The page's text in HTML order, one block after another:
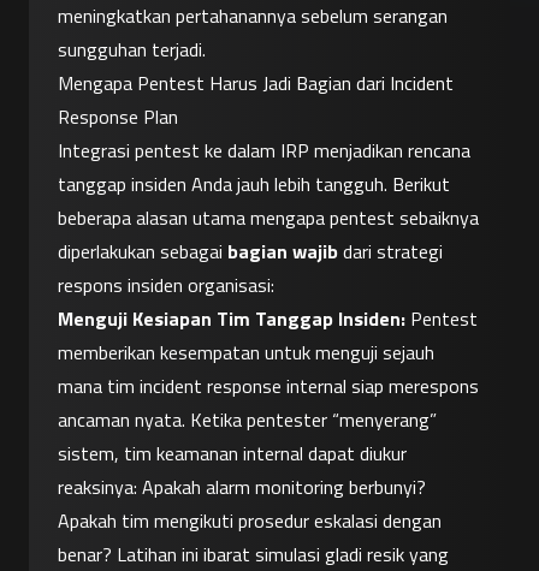
meningkatkan pertahanannya sebelum serangan
sungguhan terjadi.
Mengapa Pentest Harus Jadi Bagian dari Incident
Response Plan
Integrasi pentest ke dalam IRP menjadikan rencana
tanggap insiden Anda jauh lebih tangguh. Berikut
beberapa alasan utama mengapa pentest sebaiknya
diperlakukan sebagai bagian wajib dari strategi
respons insiden organisasi:
Menguji Kesiapan Tim Tanggap Insiden: Pentest
memberikan kesempatan untuk menguji sejauh
mana tim incident response internal siap merespons
ancaman nyata. Ketika pentester “menyerang”
sistem, tim keamanan internal dapat diukur
reaksinya: Apakah alarm monitoring berbunyi?
Apakah tim mengikuti prosedur eskalasi dengan
benar? Latihan ini ibarat simulasi gladi resik yang